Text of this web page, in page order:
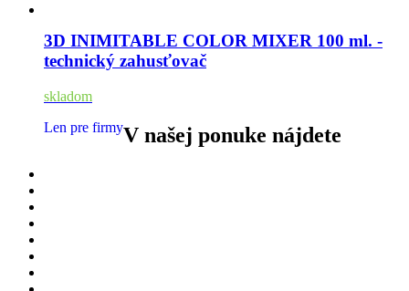
3D INIMITABLE COLOR MIXER 100 ml. -
technický zahusťovač
skladom
Len pre firmyV našej ponuke nájdete